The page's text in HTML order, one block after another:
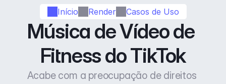
Início Render Casos de Uso
Música de Vídeo de
Fitness do TikTok
Acabe com a preocupação de direitos